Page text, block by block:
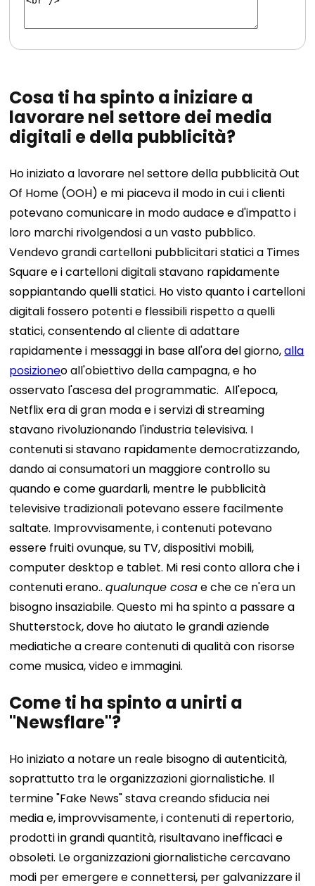
Cosa ti ha spinto a iniziare a
lavorare nel settore dei media
digitali e della pubblicità?
Ho iniziato a lavorare nel settore della pubblicità Out
Of Home (OOH) e mi piaceva il modo in cui i clienti
potevano comunicare in modo audace e d'impatto i
loro marchi rivolgendosi a un vasto pubblico.
Vendevo grandi cartelloni pubblicitari statici a Times
Square e i cartelloni digitali stavano rapidamente
soppiantando quelli statici. Ho visto quanto i cartelloni
digitali fossero potenti e flessibili rispetto a quelli
statici, consentendo al cliente di adattare
rapidamente i messaggi in base all'ora del giorno,alla
posizioneo all'obiettivo della campagna, e ho
osservato l'ascesa del programmatic. All'epoca,
Netflix era di gran moda e i servizi di streaming
stavano rivoluzionando l'industria televisiva. I
contenuti si stavano rapidamente democratizzando,
dando ai consumatori un maggiore controllo su
quando e come guardarli, mentre le pubblicità
televisive tradizionali potevano essere facilmente
saltate. Improvvisamente, i contenuti potevano
essere fruiti ovunque, su TV, dispositivi mobili,
computer desktop e tablet. Mi resi conto allora che i
contenuti erano..qualunque cosae che ce n'era un
bisogno insaziabile. Questo mi ha spinto a passare a
Shutterstock, dove ho aiutato le grandi aziende
mediatiche a creare contenuti di qualità con risorse
come musica, video e immagini.
Come ti ha spinto a unirti a
"Newsflare"?
Ho iniziato a notare un reale bisogno di autenticità,
soprattutto tra le organizzazioni giornalistiche. Il
termine "Fake News" stava creando sfiducia nei
media e, improvvisamente, i contenuti di repertorio,
prodotti in grandi quantità, risultavano inefficaci e
obsoleti. Le organizzazioni giornalistiche cercavano
modi per emergere e connettersi, per galvanizzare il